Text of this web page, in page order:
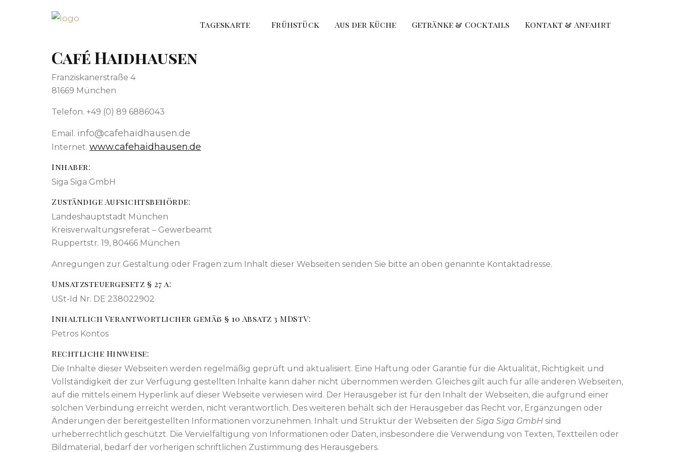
Tageskarte Frühstück Aus der Küche Getränke & Cocktails Kontakt & Anfahrt
Café Haidhausen
Franziskanerstraße 4
81669 München
Telefon. +49 (0) 89 6886043
Email. info@cafehaidhausen.de
Internet. www.cafehaidhausen.de
Inhaber:
Siga Siga GmbH
Zuständige Aufsichtsbehörde:
Landeshauptstadt München
Kreisverwaltungsreferat – Gewerbeamt
Ruppertstr. 19, 80466 München
Anregungen zur Gestaltung oder Fragen zum Inhalt dieser Webseiten senden Sie bitte an oben genannte Kontaktadresse.
Umsatzsteuergesetz § 27 a:
USt-Id Nr. DE 238022902
Inhaltlich Verantwortlicher gemäß § 10 Absatz 3 MDStV:
Petros Kontos
Rechtliche Hinweise:
Die Inhalte dieser Webseiten werden regelmäßig geprüft und aktualisiert. Eine Haftung oder Garantie für die Aktualität, Richtigkeit und
Vollständigkeit der zur Verfügung gestellten Inhalte kann daher nicht übernommen werden. Gleiches gilt auch für alle anderen Webseiten,
auf die mittels einem Hyperlink auf dieser Webseite verwiesen wird. Der Herausgeber ist für den Inhalt der Webseiten, die aufgrund einer
solchen Verbindung erreicht werden, nicht verantwortlich. Des weiteren behält sich der Herausgeber das Recht vor, Ergänzungen oder
Änderungen der bereitgestellten Informationen vorzunehmen. Inhalt und Struktur der Webseiten der Siga Siga GmbH sind
urheberrechtlich geschützt. Die Vervielfältigung von Informationen oder Daten, insbesondere die Verwendung von Texten, Textteilen oder
Bildmaterial, bedarf der vorherigen schriftlichen Zustimmung des Herausgebers.